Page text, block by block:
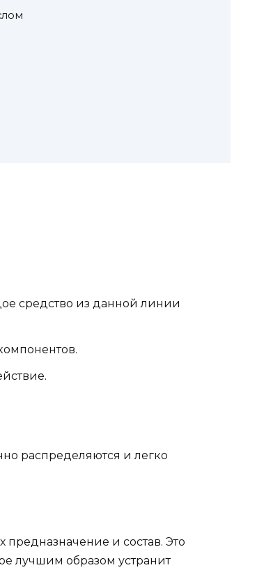
средство из данной линии
распределяются и легко
предназначение и состав. Это
лучшим образом устранит